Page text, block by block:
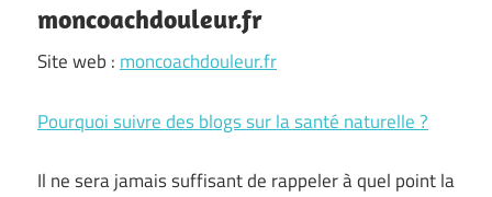
moncoachdouleur.fr
Site web : moncoachdouleur.fr
Pourquoi suivre des blogs sur la santé naturelle ?
Il ne sera jamais suffisant de rappeler à quel point la